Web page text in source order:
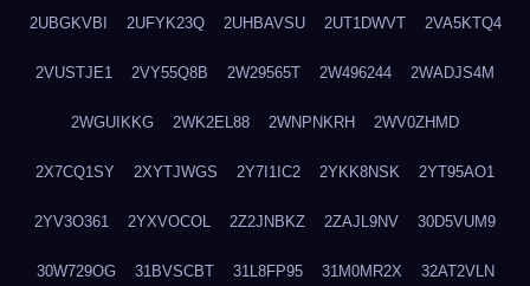
2UBGKVBI 2UFYK23Q 2UHBAVSU 2UT1DWVT 2VA5KTQ4
2VUSTJE1 2VY55Q8B 2W29565T 2W496244 2WADJS4M
2WGUIKKG 2WK2EL88 2WNPNKRH 2WV0ZHMD
2X7CQ1SY 2XYTJWGS 2Y7I1IC2 2YKK8NSK 2YT95AO1
2YV3O361 2YXVOCOL 2Z2JNBKZ 2ZAJL9NV 30D5VUM9
30W729OG 31BVSCBT 31L8FP95 31M0MR2X 32AT2VLN